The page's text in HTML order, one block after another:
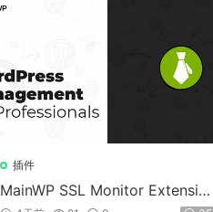
插件
MainWP SSL Monitor Extensio
n v5.2